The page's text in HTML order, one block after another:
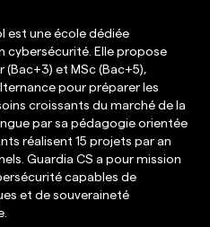
est une école dédiée
cybersécurité. Elle propose
et MSc (Bac+5),
pour préparer les
croissants du marché de la
par sa pédagogie orientée
réalisent 15 projets par an
Guardia CS a pour mission
capables de
et de souveraineté